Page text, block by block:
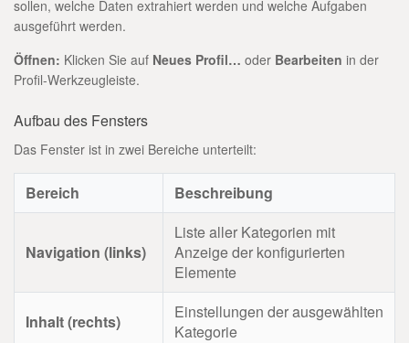
sollen, welche Daten extrahiert werden und welche Aufgaben
ausgeführt werden.
Öffnen: Klicken Sie auf Neues Profil… oder Bearbeiten in der
Profil-Werkzeugleiste.
Aufbau des Fensters
Das Fenster ist in zwei Bereiche unterteilt:
Bereich Beschreibung
Navigation (links)
Liste aller Kategorien mit
Anzeige der konfigurierten
Elemente
Inhalt (rechts)
Einstellungen der ausgewählten
Kategorie